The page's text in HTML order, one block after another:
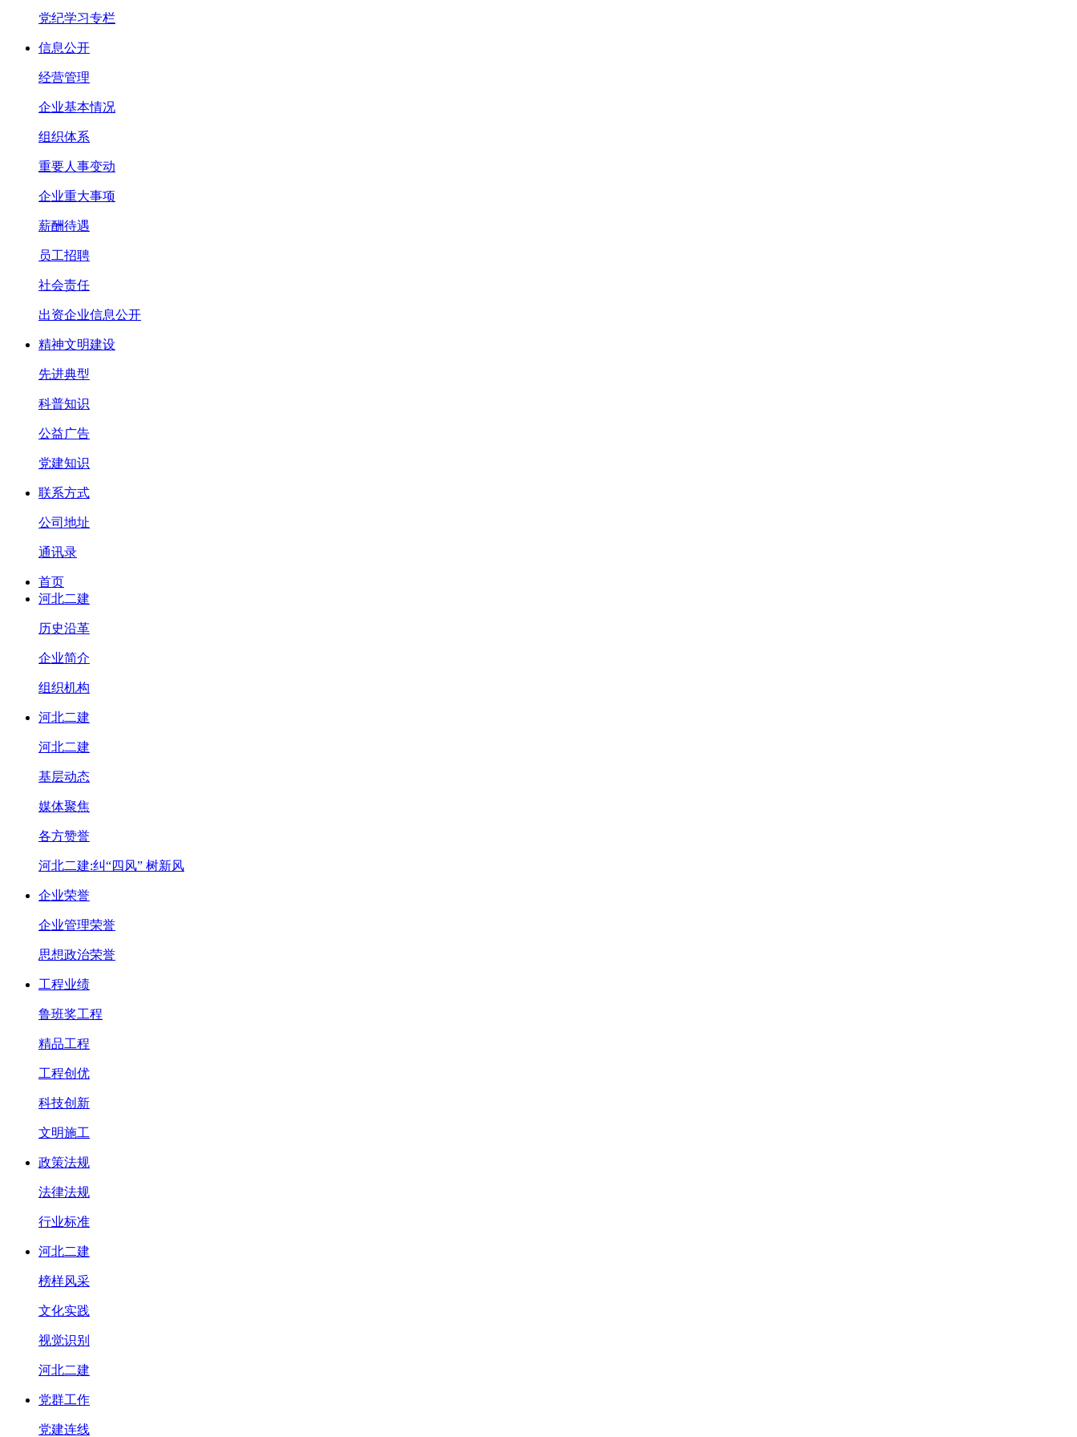
党纪学习专栏
信息公开
经营管理
企业基本情况
组织体系
重要人事变动
企业重大事项
薪酬待遇
员工招聘
社会责任
出资企业信息公开
精神文明建设
先进典型
科普知识
公益广告
党建知识
联系方式
公司地址
通讯录
首页
河北二建
历史沿革
企业简介
组织机构
河北二建
河北二建
基层动态
媒体聚焦
各方赞誉
河北二建:纠“四风” 树新风
企业荣誉
企业管理荣誉
思想政治荣誉
工程业绩
鲁班奖工程
精品工程
工程创优
科技创新
文明施工
政策法规
法律法规
行业标准
河北二建
榜样风采
文化实践
视觉识别
河北二建
党群工作
党建连线